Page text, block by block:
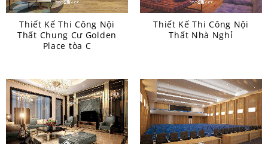
Thiết Kế Thi Công Nội
Thất Chung Cư Golden
Place tòa C
Thiết Kế Thi Công Nội
Thất Nhà Nghỉ